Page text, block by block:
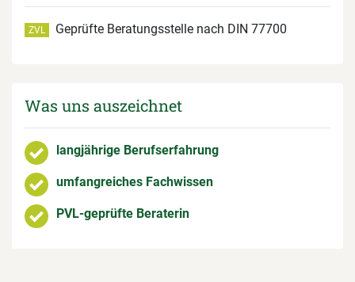
ZVL Geprüfte Beratungsstelle nach DIN 77700
Was uns auszeichnet
langjährige Berufserfahrung
umfangreiches Fachwissen
PVL-geprüfte Beraterin